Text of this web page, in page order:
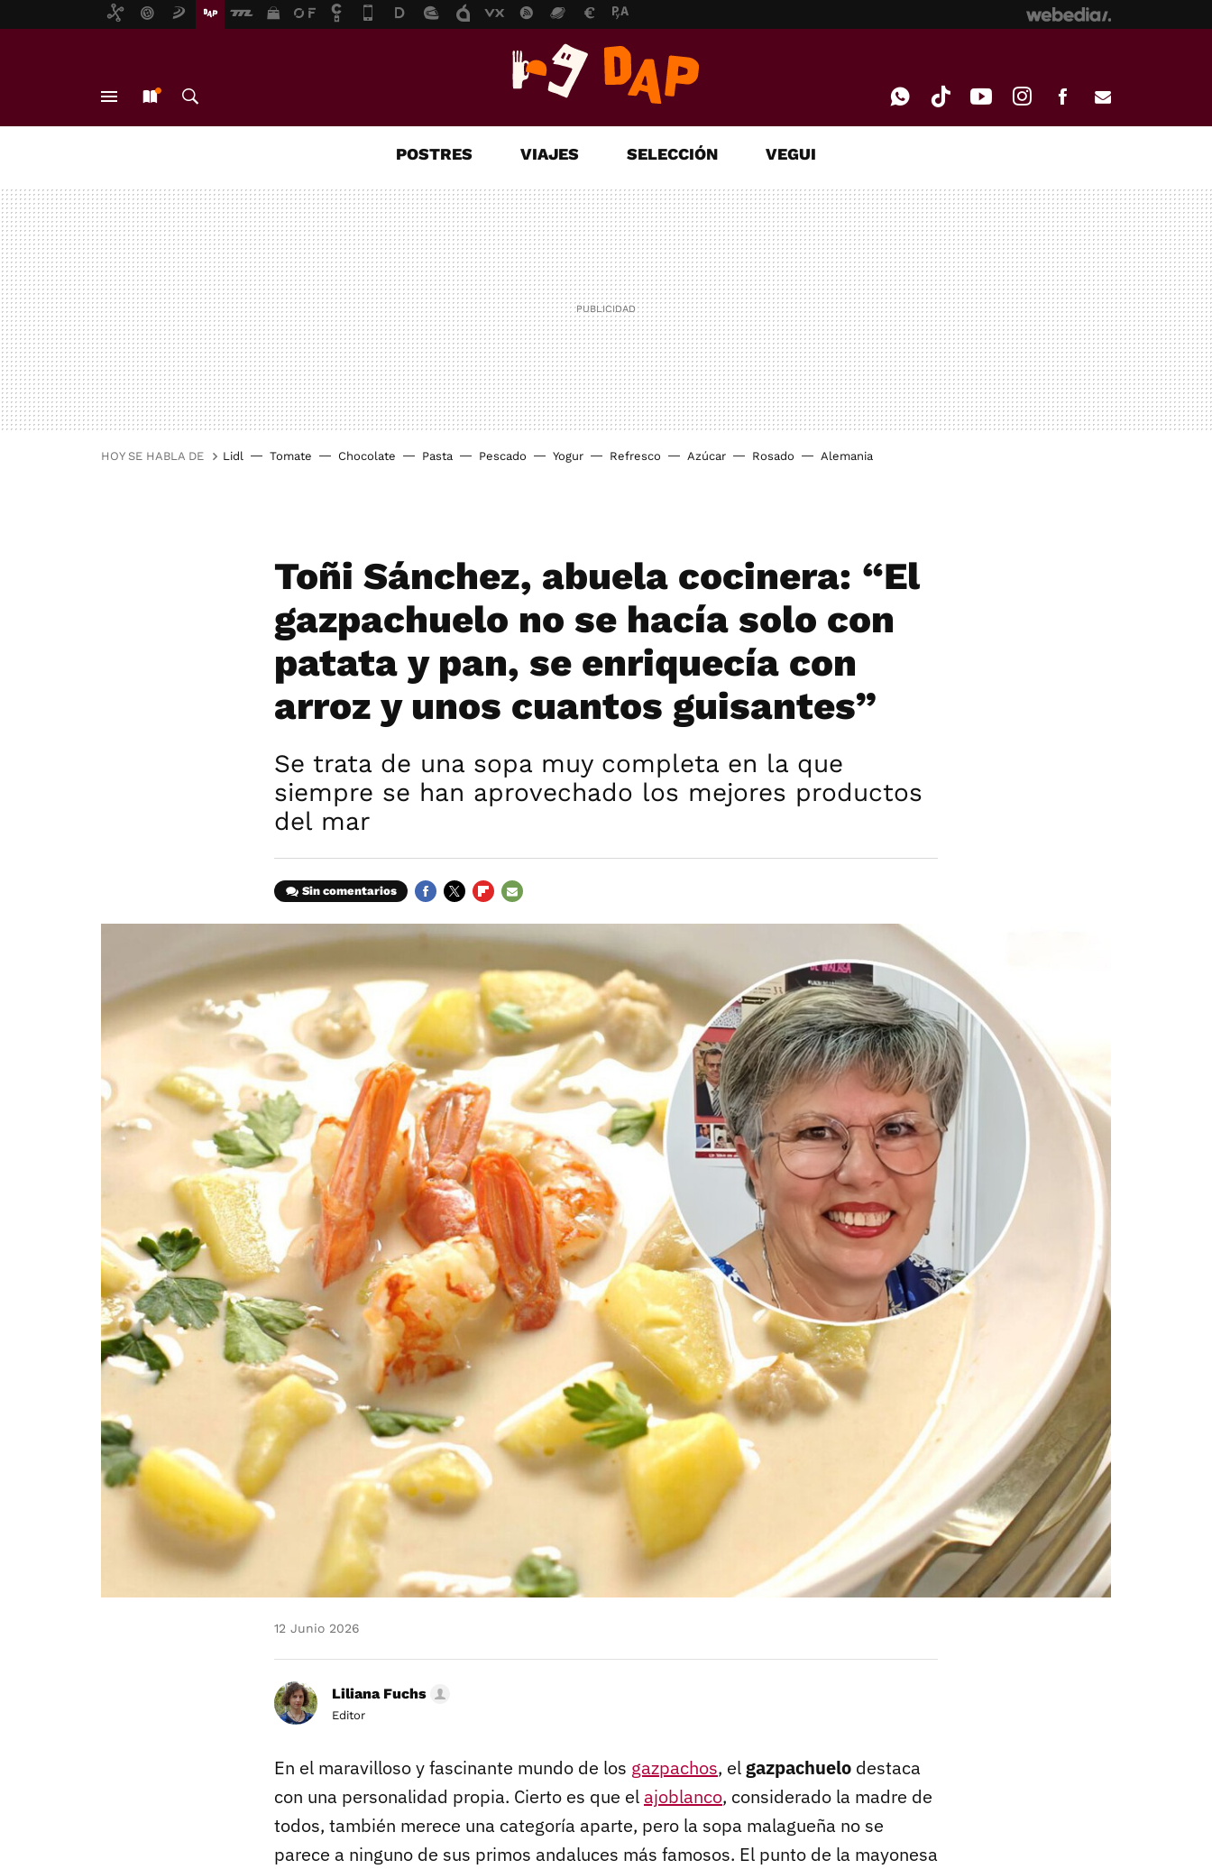
MAIL
POSTRES VIAJES SELECCIÓN VEGUI
HOY SE HABLA DE Lidl Tomate Chocolate Pasta Pescado Yogur Refresco Azúcar Rosado Alemania
Toñi Sánchez, abuela cocinera: “El
gazpachuelo no se hacía solo con
patata y pan, se enriquecía con
arroz y unos cuantos guisantes”
Se trata de una sopa muy completa en la que
siempre se han aprovechado los mejores productos
del mar
Sin comentarios
12 Junio 2026
Liliana Fuchs
Editor
En el maravilloso y fascinante mundo de los gazpachos, el gazpachuelo destaca
con una personalidad propia. Cierto es que el ajoblanco, considerado la madre de
todos, también merece una categoría aparte, pero la sopa malagueña no se
parece a ninguno de sus primos andaluces más famosos. El punto de la mayonesa